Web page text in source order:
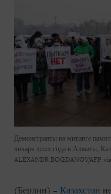
Демонстранты на митинге
января 2022 года в Алматы,
ALEXANDR BOGDANOV/AFP
(Берлин) – Казахстан